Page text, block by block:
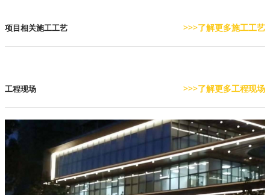
项目相关施工工艺 >>>了解更多施工工艺
工程现场 >>>了解更多工程现场